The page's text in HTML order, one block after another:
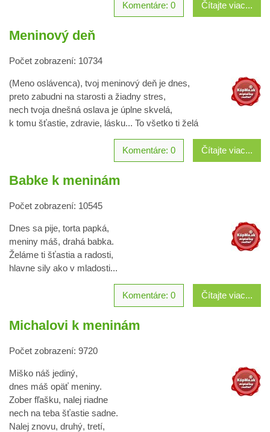
Čítajte viac...
Komentáre: 0
Meninový deň
Počet zobrazení: 10734
(Meno oslávenca), tvoj meninový deň je dnes,
preto zabudni na starosti a žiadny stres,
nech tvoja dnešná oslava je úplne skvelá,
k tomu šťastie, zdravie, lásku... To všetko ti želá
Čítajte viac...
Komentáre: 0
Babke k meninám
Počet zobrazení: 10545
Dnes sa pije, torta papká,
meniny máš, drahá babka.
Želáme ti šťastia a radosti,
hlavne sily ako v mladosti...
Čítajte viac...
Komentáre: 0
Michalovi k meninám
Počet zobrazení: 9720
Miško náš jediný,
dnes máš opäť meniny.
Zober fľašku, nalej riadne
nech na teba šťastie sadne.
Nalej znovu, druhý, tretí,